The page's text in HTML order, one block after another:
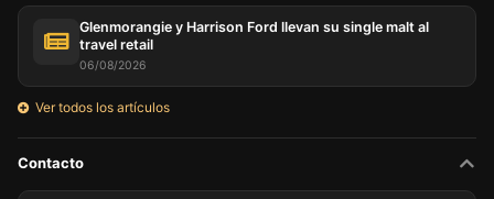
Glenmorangie y Harrison Ford llevan su single malt al
travel retail
06/08/2026
Ver todos los artículos
Contacto